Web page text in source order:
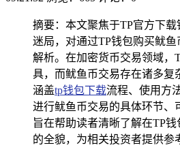
摘要：本文聚焦于TP官方下
迷局，对通过TP钱包购买鱿
解析。在加密货币交易领域，
具，而鱿鱼币交易存在诸多复
涵盖tp钱包下载流程、使用方
进行鱿鱼币交易的具体环节、
旨在帮助读者清晰了解在TP
的全貌，为相关投资者提供参